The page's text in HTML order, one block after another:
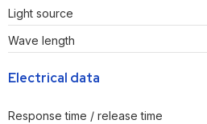
Light source
Wave length
Electrical data
Response time / release time